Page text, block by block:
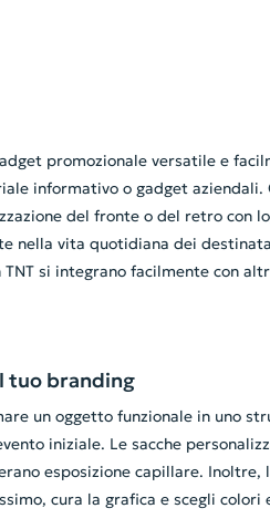
promozionale versatile e
informativo o gadget
del fronte o del retro
nella vita quotidiana dei
si integrano facilmente con
tuo branding
un oggetto funzionale in uno
iniziale. Le sacche
esposizione capillare.
cura la grafica e scegli